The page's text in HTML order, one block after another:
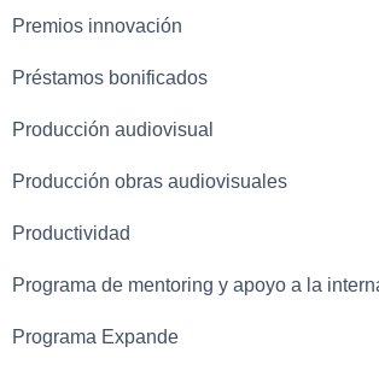
Premios innovación
Préstamos bonificados
Producción audiovisual
Producción obras audiovisuales
Productividad
Programa de mentoring y apoyo a la
Programa Expande